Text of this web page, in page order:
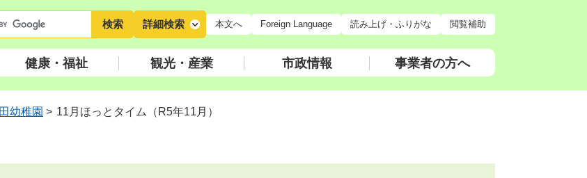
詳細検索 本文へ Foreign Language 読み上げ・ふりがな 閲覧補助
健康・福祉 観光・産業 市政情報 事業者の方へ
幼稚園 > 11月ほっとタイム（R5年11月）